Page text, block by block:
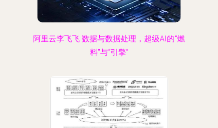
阿里云李飞飞 数据与数据处理，超级AI的“燃
料”与“引擎”